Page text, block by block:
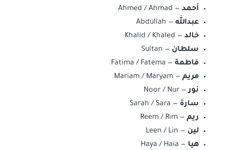
أحمد — Ahmed / Ahmad
عبدالله — Abdullah
خالد — Khalid / Khaled
سلطان — Sultan
فاطمة — Fatima / Fatema
مريم — Mariam / Maryam
نور— Noor / Nur
سارة — Sarah / Sara
ريم — Reem / Rim
لين — Leen / Lin
هيا — Haya / Haia